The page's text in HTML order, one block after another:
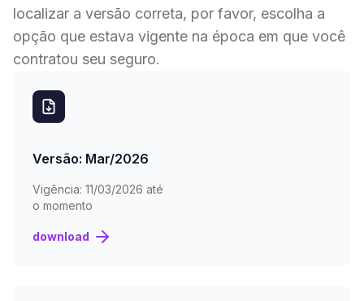
localizar a versão correta, por favor, escolha a
opção que estava vigente na época em que você
contratou seu seguro.
Versão: Mar/2026
Vigência: 11/03/2026 até
o momento
download